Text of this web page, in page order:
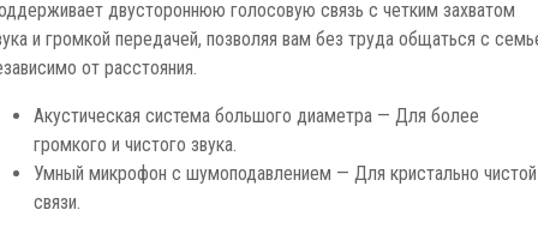
двустороннюю голосовую связь с четким захватом
и громкой передачей, позволяя вам без труда общаться с
от расстояния.
Акустическая система большого диаметра — Для более
громкого и чистого звука.
Умный микрофон с шумоподавлением — Для кристально чистой
связи.